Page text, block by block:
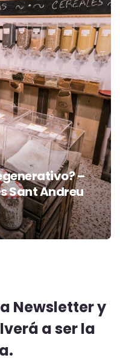
–
Sant Andreu
Newsletter y
a ser la